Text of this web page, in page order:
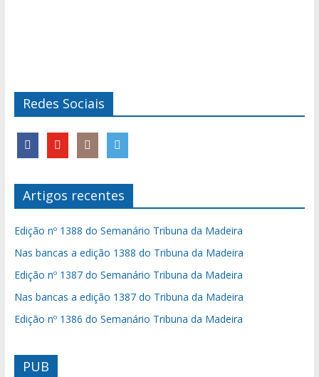
Redes Sociais
Artigos recentes
Edição nº 1388 do Semanário Tribuna da Madeira
Nas bancas a edição 1388 do Tribuna da Madeira
Edição nº 1387 do Semanário Tribuna da Madeira
Nas bancas a edição 1387 do Tribuna da Madeira
Edição nº 1386 do Semanário Tribuna da Madeira
PUB